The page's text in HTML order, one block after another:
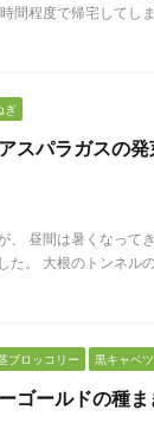
間程度で帰宅してし
ぎ
スパラガスの
、 昼間は暑くなって
た。 大根のトンネル
ブロッコリー 黒キャベツ
ゴールドの種